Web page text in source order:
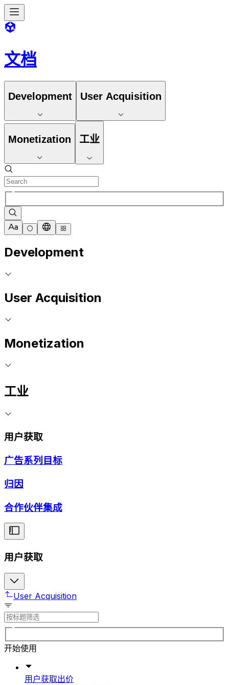
文档
Development User Acquisition
Monetization 工业
Development
User Acquisition
Monetization
工业
用户获取
广告系列目标
归因
合作伙伴集成
用户获取
User Acquisition
开始使用
用户获取出价